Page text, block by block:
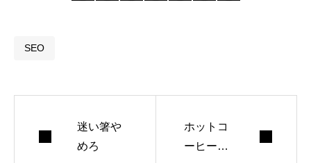
SEO
迷い箸や
めろ
ホットコ
ーヒーし